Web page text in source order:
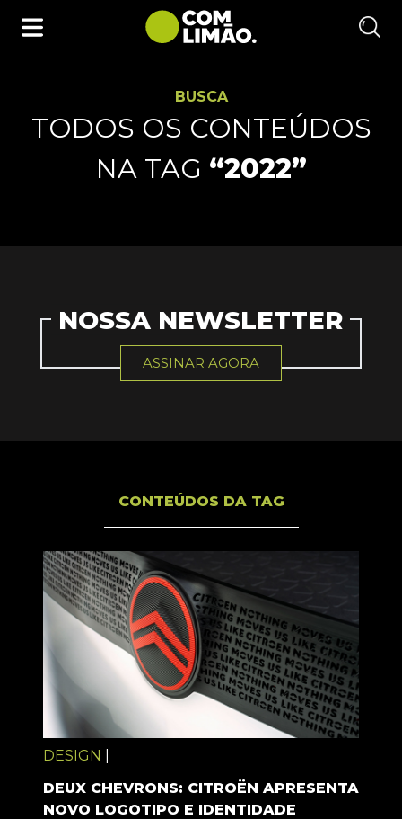
BUSCA
TODOS OS CONTEÚDOS
NA TAG “2022”
NOSSA NEWSLETTER
ASSINAR AGORA
CONTEÚDOS DA TAG
DESIGN
DEUX CHEVRONS: CITROËN APRESENTA
NOVO LOGOTIPO E IDENTIDADE